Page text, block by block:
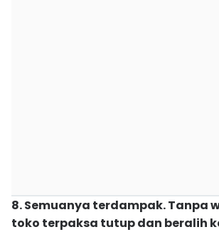
8. Semuanya terdampak. Tanpa
toko terpaksa tutup dan beralih